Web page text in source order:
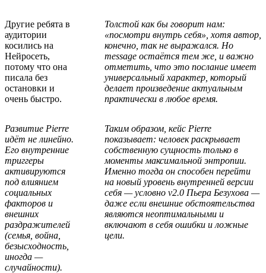
Другие ребята в
аудитории
косились на
Нейросеть,
потому что она
писала без
остановки и
очень быстро.
Толстой как бы говорит нам:
«посмотри внутрь себя», хотя автор,
конечно, так не выражался. Но
message остаётся тем же, и важно
отметить, что это послание имеет
универсальный характер, который
делает произведение актуальным
практически в любое время.
Развитие Pierre
идёт не линейно.
Его внутренние
триггеры
активируются
под влиянием
социальных
факторов и
внешних
раздражителей
(семья, война,
безысходность,
иногда —
случайности).
Таким образом, кейс Pierre
показывает: человек раскрывает
собственную сущность только в
моменты максимальной энтропии.
Именно тогда он способен перейти
на новый уровень внутренней версии
себя — условно v2.0 Пьера Безухова —
даже если внешние обстоятельства
являются неоптимальными и
включают в себя ошибки и ложные
цели.